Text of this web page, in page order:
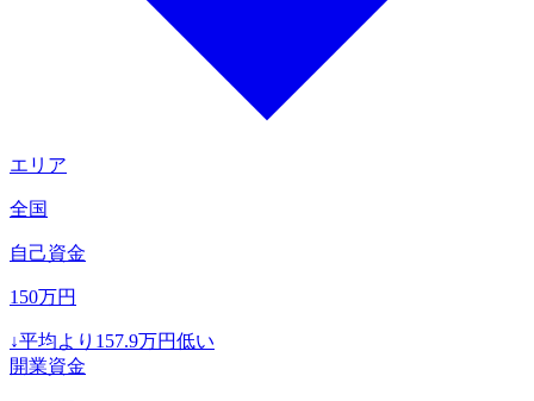
エリア
全国
自己資金
150万円
↓平均より 157.9万円低い
開業資金